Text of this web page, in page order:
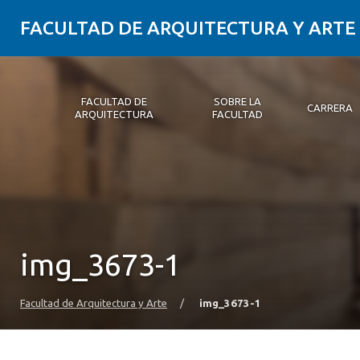
FACULTAD DE ARQUITECTURA Y ARTE
FACULTAD DE
ARQUITECTURA
SOBRE LA
FACULTAD
CARRERA
img_3673-1
Facultad de Arquitectura y Arte / img_3673-1